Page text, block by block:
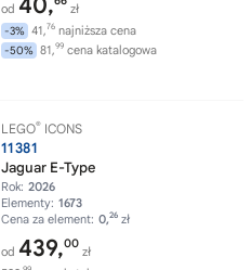
od zł
-3% 41,76 najniższa cena
-50% 81,99 cena katalogowa
LEGO® ICONS
11381
Jaguar E-Type
Rok: 2026
Elementy: 1673
Cena za element: 0,26 zł
od 439,00
zł